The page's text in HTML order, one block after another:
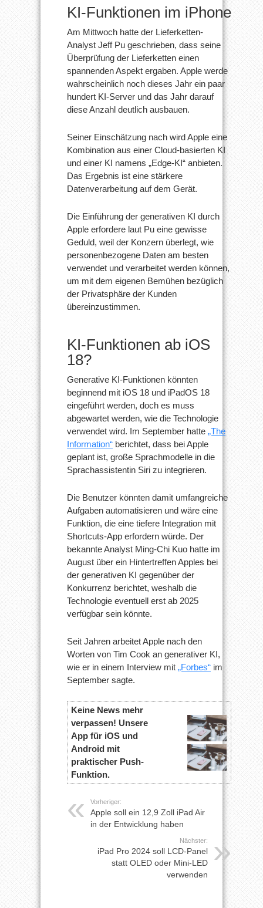
KI-Funktionen im iPhone
Am Mittwoch hatte der Lieferketten-
Analyst Jeff Pu geschrieben, dass seine
Überprüfung der Lieferketten einen
spannenden Aspekt ergaben. Apple werde
wahrscheinlich noch dieses Jahr ein paar
hundert KI-Server und das Jahr darauf
diese Anzahl deutlich ausbauen.
Seiner Einschätzung nach wird Apple eine
Kombination aus einer Cloud-basierten KI
und einer KI namens „Edge-KI“ anbieten.
Das Ergebnis ist eine stärkere
Datenverarbeitung auf dem Gerät.
Die Einführung der generativen KI durch
Apple erfordere laut Pu eine gewisse
Geduld, weil der Konzern überlegt, wie
personenbezogene Daten am besten
verwendet und verarbeitet werden können,
um mit dem eigenen Bemühen bezüglich
der Privatsphäre der Kunden
übereinzustimmen.
KI-Funktionen ab iOS
18?
Generative KI-Funktionen könnten
beginnend mit iOS 18 und iPadOS 18
eingeführt werden, doch es muss
abgewartet werden, wie die Technologie
verwendet wird. Im September hatte „The
Information“ berichtet, dass bei Apple
geplant ist, große Sprachmodelle in die
Sprachassistentin Siri zu integrieren.
Die Benutzer könnten damit umfangreiche
Aufgaben automatisieren und wäre eine
Funktion, die eine tiefere Integration mit
Shortcuts-App erfordern würde. Der
bekannte Analyst Ming-Chi Kuo hatte im
August über ein Hintertreffen Apples bei
der generativen KI gegenüber der
Konkurrenz berichtet, weshalb die
Technologie eventuell erst ab 2025
verfügbar sein könnte.
Seit Jahren arbeitet Apple nach den
Worten von Tim Cook an generativer KI,
wie er in einem Interview mit „Forbes“ im
September sagte.
Keine News mehr
verpassen! Unsere
App für iOS und
Android mit
praktischer Push-
Funktion.
Vorheriger:
Apple soll ein 12,9 Zoll iPad Air
in der Entwicklung haben
Nächster:
iPad Pro 2024 soll LCD-Panel
statt OLED oder Mini-LED
verwenden